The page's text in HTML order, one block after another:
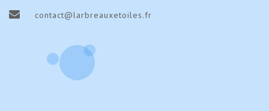
contact@larbreauxetoiles.fr